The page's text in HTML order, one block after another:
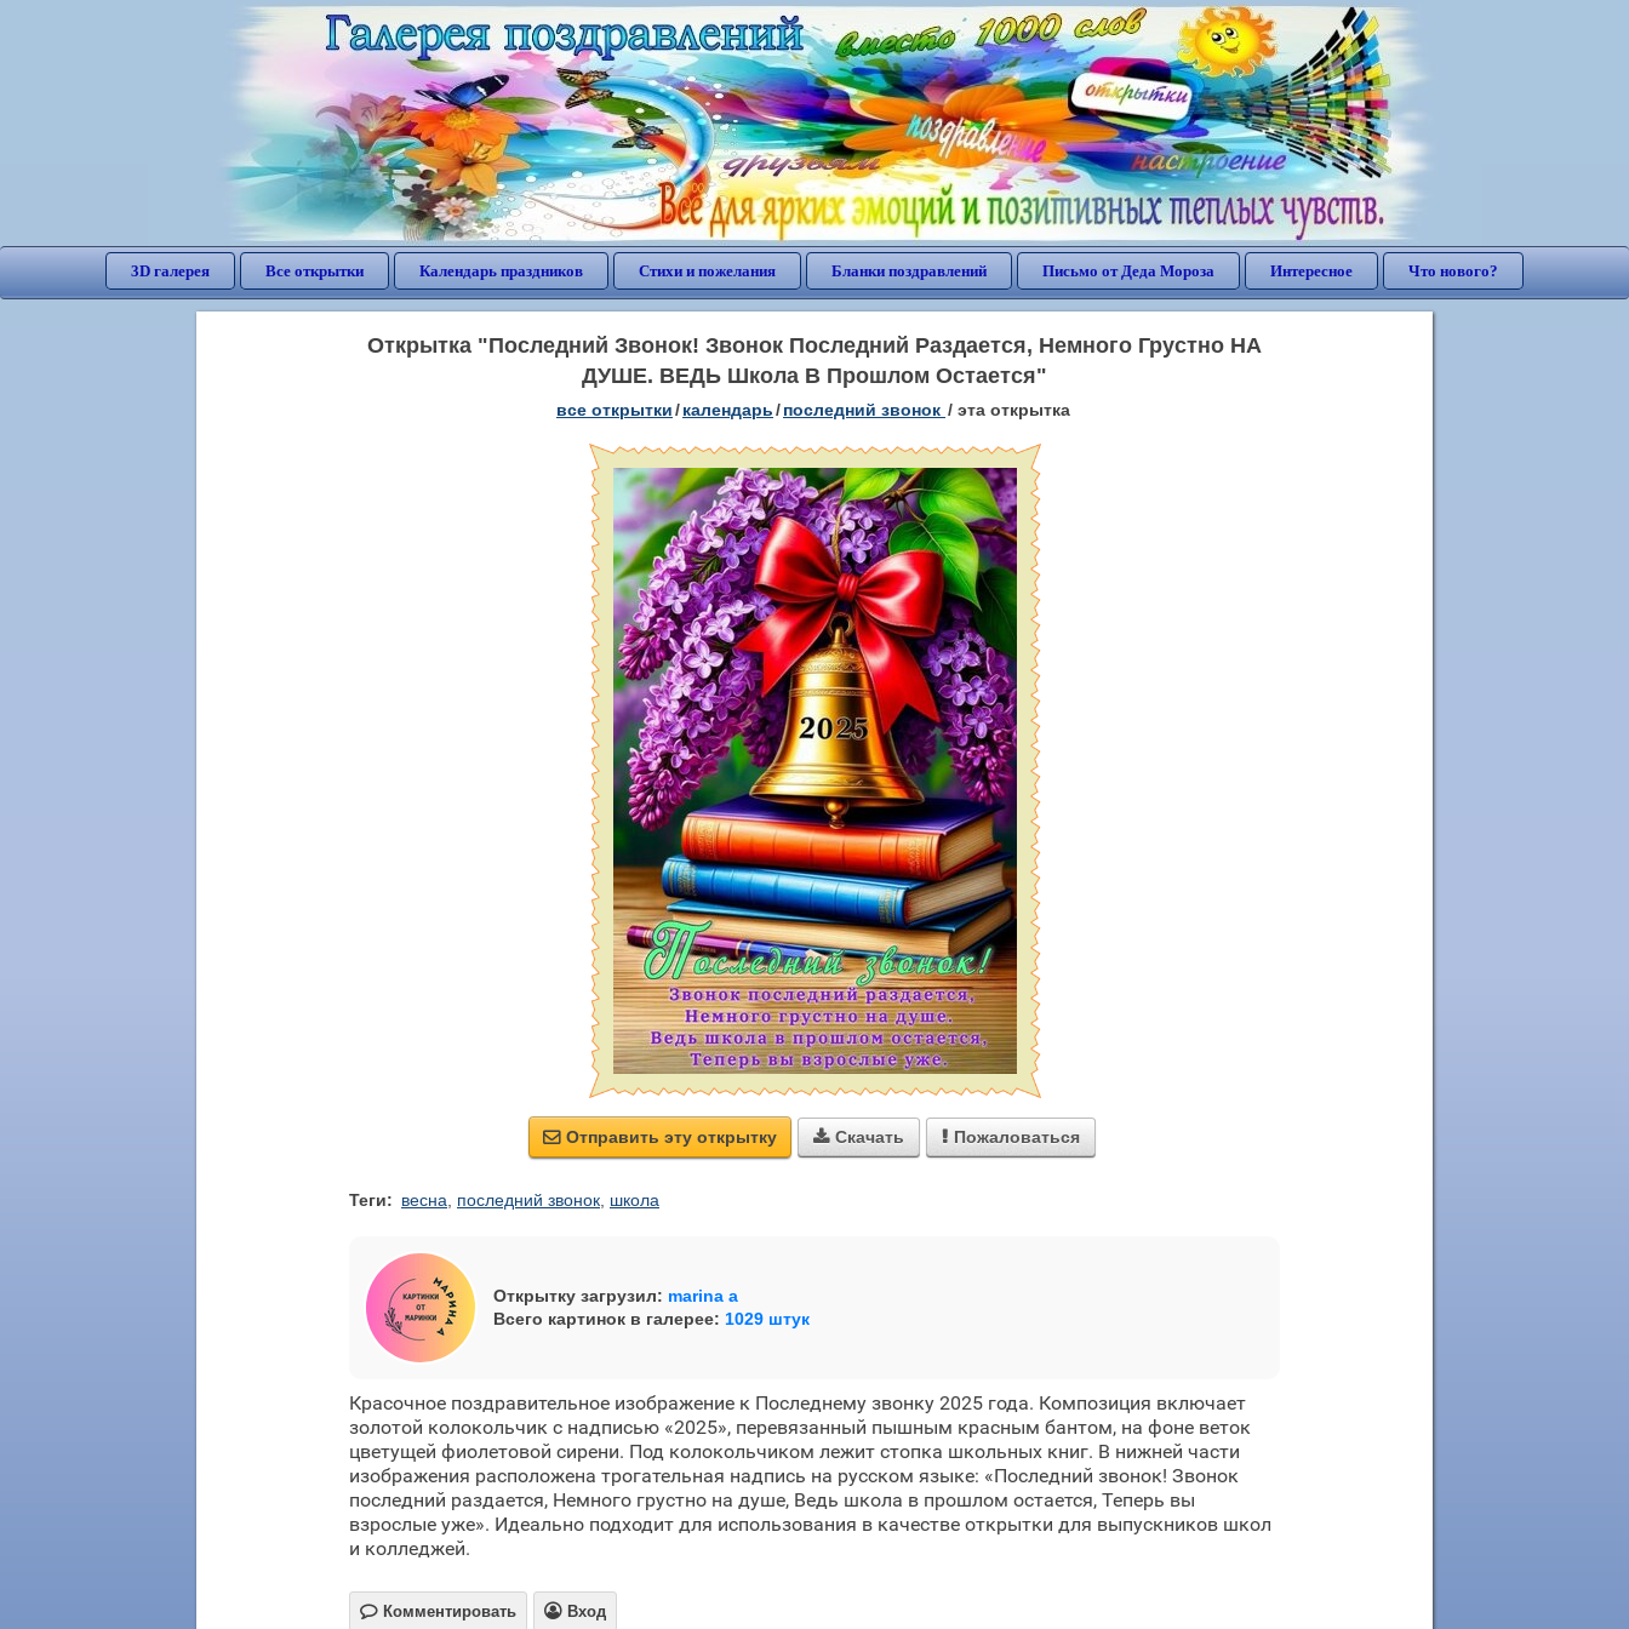
3D галерея Все открытки Календарь праздников Стихи и пожелания Бланки поздравлений Письмо от Деда Мороза Интересное Что нового?
Открытка "Последний Звонок! Звонок Последний Раздается, Немного Грустно НА
ДУШЕ. ВЕДЬ Школа В Прошлом Остается"
все открытки/календарь/последний звонок / эта открытка
 Отправить эту открытку  Скачать  Пожаловаться
Теги: весна последний звонок школа
Открытку загрузил: marina a
Всего картинок в галерее: 1029 штук
Красочное поздравительное изображение к Последнему звонку 2025 года. Композиция включает
золотой колокольчик с надписью «2025», перевязанный пышным красным бантом, на фоне веток
цветущей фиолетовой сирени. Под колокольчиком лежит стопка школьных книг. В нижней части
изображения расположена трогательная надпись на русском языке: «Последний звонок! Звонок
последний раздается, Немного грустно на душе, Ведь школа в прошлом остается, Теперь вы
взрослые уже». Идеально подходит для использования в качестве открытки для выпускников школ
и колледжей.
 Комментировать  Вход